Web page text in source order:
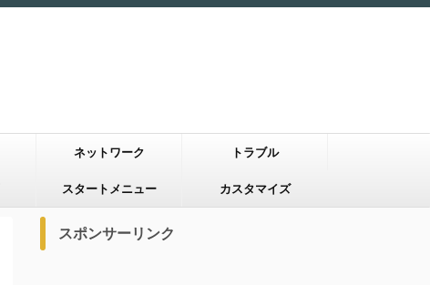
ネットワーク トラブル
スタートメニュー カスタマイズ
スポンサーリンク